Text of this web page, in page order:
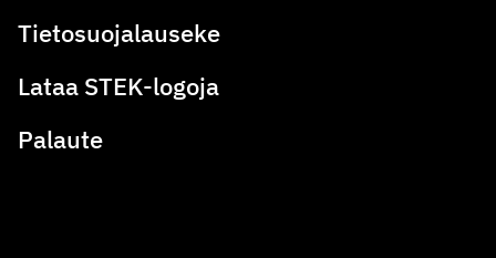
Tietosuojalauseke
Lataa STEK-logoja
Palaute